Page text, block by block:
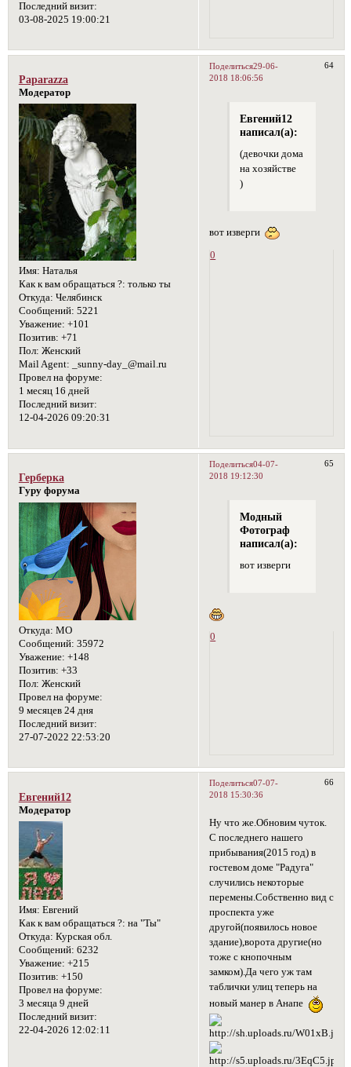
Последний визит:
03-08-2025 19:00:21
Поделиться 64
29-06-
2018 18:06:56
Paparazza
Модератор
Имя: Наталья
Как к вам обращаться ?: только ты
Откуда: Челябинск
Сообщений: 5221
Уважение: +101
Позитив: +71
Пол: Женский
Mail Agent: _sunny-day_@mail.ru
Провел на форуме:
1 месяц 16 дней
Последний визит:
12-04-2026 09:20:31
Евгений12
написал(а):
(девочки дома
на хозяйстве
)
вот изверги
0
Поделиться 65
04-07-
2018 19:12:30
Герберка
Гуру форума
Откуда: МО
Сообщений: 35972
Уважение: +148
Позитив: +33
Пол: Женский
Провел на форуме:
9 месяцев 24 дня
Последний визит:
27-07-2022 22:53:20
Модный
Фотограф
написал(а):
вот изверги
0
Поделиться 66
07-07-
2018 15:30:36
Евгений12
Модератор
Имя: Евгений
Как к вам обращаться ?: на "Ты"
Откуда: Курская обл.
Сообщений: 6232
Уважение: +215
Позитив: +150
Провел на форуме:
3 месяца 9 дней
Последний визит:
22-04-2026 12:02:11
Ну что же.Обновим чуток.
С последнего нашего
прибывания(2015 год) в
гостевом доме "Радуга"
случились некоторые
перемены.Собственно вид с
проспекта уже
другой(появилось новое
здание),ворота другие(но
тоже с кнопочным
замком).Да чего уж там
таблички улиц теперь на
новый манер в Анапе